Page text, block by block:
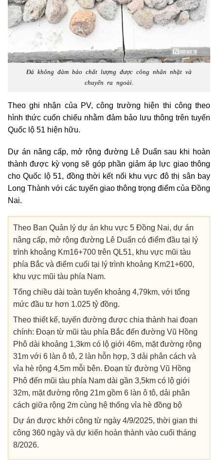
Đá không đảm bảo chất lượng được công nhân nhặt và
chuyển ra ngoài.
Theo ghi nhận của PV, công trường hiện thi công theo
hình thức cuốn chiếu nhằm đảm bảo lưu thông trên tuyến
Quốc lộ 51 hiện hữu.
Dự án nâng cấp, mở rộng đường Lê Duẩn sau khi hoàn
thành được kỳ vọng sẽ góp phần giảm áp lực giao thông
cho Quốc lộ 51, đồng thời kết nối khu vực đô thị sân bay
Long Thành với các tuyến giao thông trọng điểm của Đồng
Nai.
Theo Ban Quản lý dự án khu vực 5 Đồng Nai, dự án
nâng cấp, mở rộng đường Lê Duẩn có điểm đầu tại lý
trình khoảng Km16+700 trên QL51, khu vực mũi tàu
phía Bắc và điểm cuối tại lý trình khoảng Km21+600,
khu vực mũi tàu phía Nam.
Tổng chiều dài toàn tuyến khoảng 4,79km, với tổng
mức đầu tư hơn 1.025 tỷ đồng.
Theo thiết kế, tuyến đường được chia thành hai đoạn
chính: Đoạn từ mũi tàu phía Bắc đến đường Vũ Hồng
Phô dài khoảng 1,3km có lộ giới 46m, mặt đường rộng
31m với 6 làn ô tô, 2 làn hỗn hợp, 3 dải phân cách và
vỉa hè rộng 4,5m mỗi bên. Đoạn từ đường Vũ Hồng
Phô đến mũi tàu phía Nam dài gần 3,5km có lộ giới
32m, mặt đường rộng 21m gồm 6 làn ô tô, dải phân
cách giữa rộng 2m cùng hệ thống vỉa hè đồng bộ
Dự án được khởi công từ ngày 4/9/2025, thời gian thi
công 360 ngày và dự kiến hoàn thành vào cuối tháng
8/2026.